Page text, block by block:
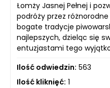
Łomży Jasnej Pełnej i
podróży przez
bogate tradycje
najlepszych, dzieląc się
entuzjastami tego
Ilość odwiedzin: 563
Ilość kliknięć: 1